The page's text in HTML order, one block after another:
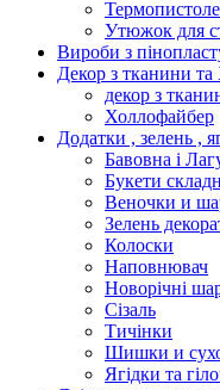
Утюжок для
Вироби з
Декор з тканини
декор з
Холлофайбер
Додатки , зелень ,
Бавовна і
Букети
Веночки и
Зелень
Колоски
Наповнювач
Новорічні
Сізаль
Тичінки
Шишки и
Ягідки та